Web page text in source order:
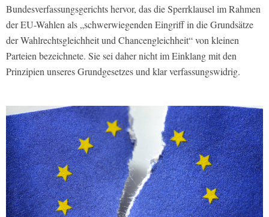
Bundesverfassungsgerichts hervor, das die Sperrklausel im Rahmen
der EU-Wahlen als „schwerwiegenden Eingriff in die Grundsätze
der Wahlrechtsgleichheit und Chancengleichheit“ von kleinen
Parteien bezeichnete. Sie sei daher nicht im Einklang mit den
Prinzipien unseres Grundgesetzes und klar verfassungswidrig.